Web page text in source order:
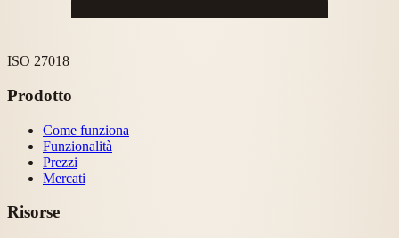
ISO 27018
Prodotto
Come funziona
Funzionalità
Prezzi
Mercati
Risorse